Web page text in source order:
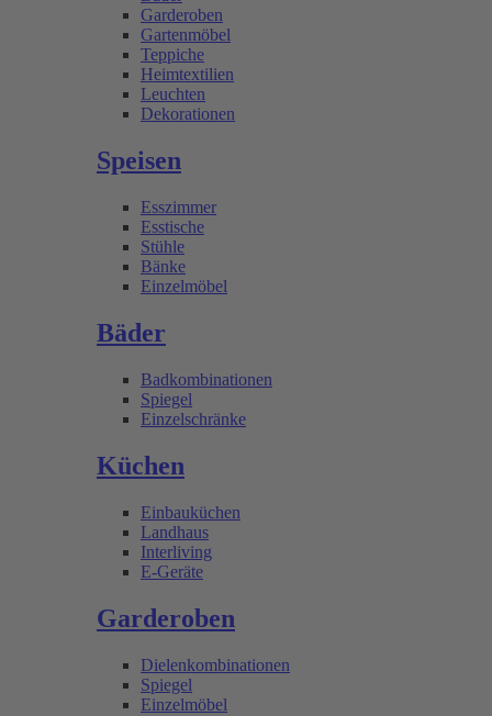
Garderoben
Gartenmöbel
Teppiche
Heimtextilien
Leuchten
Dekorationen
Speisen
Esszimmer
Esstische
Stühle
Bänke
Einzelmöbel
Bäder
Badkombinationen
Spiegel
Einzelschränke
Küchen
Einbauküchen
Landhaus
Interliving
E-Geräte
Garderoben
Dielenkombinationen
Spiegel
Einzelmöbel